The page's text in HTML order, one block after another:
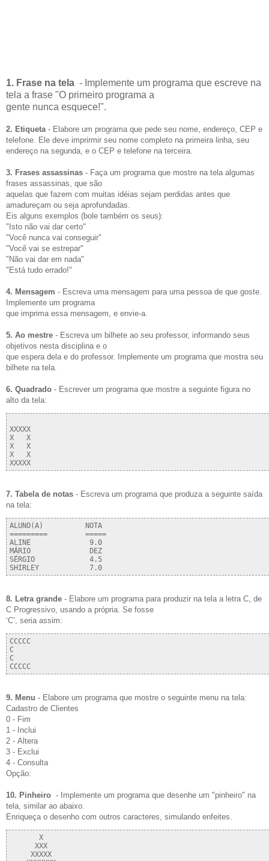
1. Frase na tela - Implemente um programa que escreve na
tela a frase "O primeiro programa a
gente nunca esquece!".
2. Etiqueta - Elabore um programa que pede seu nome, endereço, CEP e
telefone. Ele deve imprirmir seu nome completo na primeira linha, seu
endereço na segunda, e o CEP e telefone na terceira.
3. Frases assassinas - Faça um programa que mostre na tela algumas
frases assassinas, que são
aquelas que fazem com muitas idéias sejam perdidas antes que
amadureçam ou seja aprofundadas.
Eis alguns exemplos (bole também os seus):
"Isto não vai dar certo"
"Você nunca vai conseguir"
"Você vai se estrepar"
"Não vai dar em nada"
"Está tudo errado!"
4. Mensagem - Escreva uma mensagem para uma pessoa de que goste.
Implemente um programa
que imprima essa mensagem, e envie-a.
5. Ao mestre - Escreva um bilhete ao seu professor, informando seus
objetivos nesta disciplina e o
que espera dela e do professor. Implemente um programa que mostra seu
bilhete na tela.
6. Quadrado - Escrever um programa que mostre a seguinte figura no
alto da tela:
XXXXX
X   X
X   X
X   X
7. Tabela de notas - Escreva um programa que produza a seguinte saída
na tela:
ALUNO(A)          NOTA
=========         =====
ALINE              9.0
MÁRIO              DEZ
SÉRGIO             4.5
8. Letra grande - Elabore um programa para produzir na tela a letra C, de
C Progressivo, usando a própria. Se fosse
‘C’, seria assim:
CCCCC
C
C
9. Menu - Elabore um programa que mostre o seguinte menu na tela:
Cadastro de Clientes
0 - Fim
1 - Inclui
2 - Altera
3 - Exclui
4 - Consulta
Opção:
10. Pinheiro - Implemente um programa que desenhe um "pinheiro" na
tela, similar ao abaixo.
Enriqueça o desenho com outros caracteres, simulando enfeites.
       X
      XXX
     XXXXX